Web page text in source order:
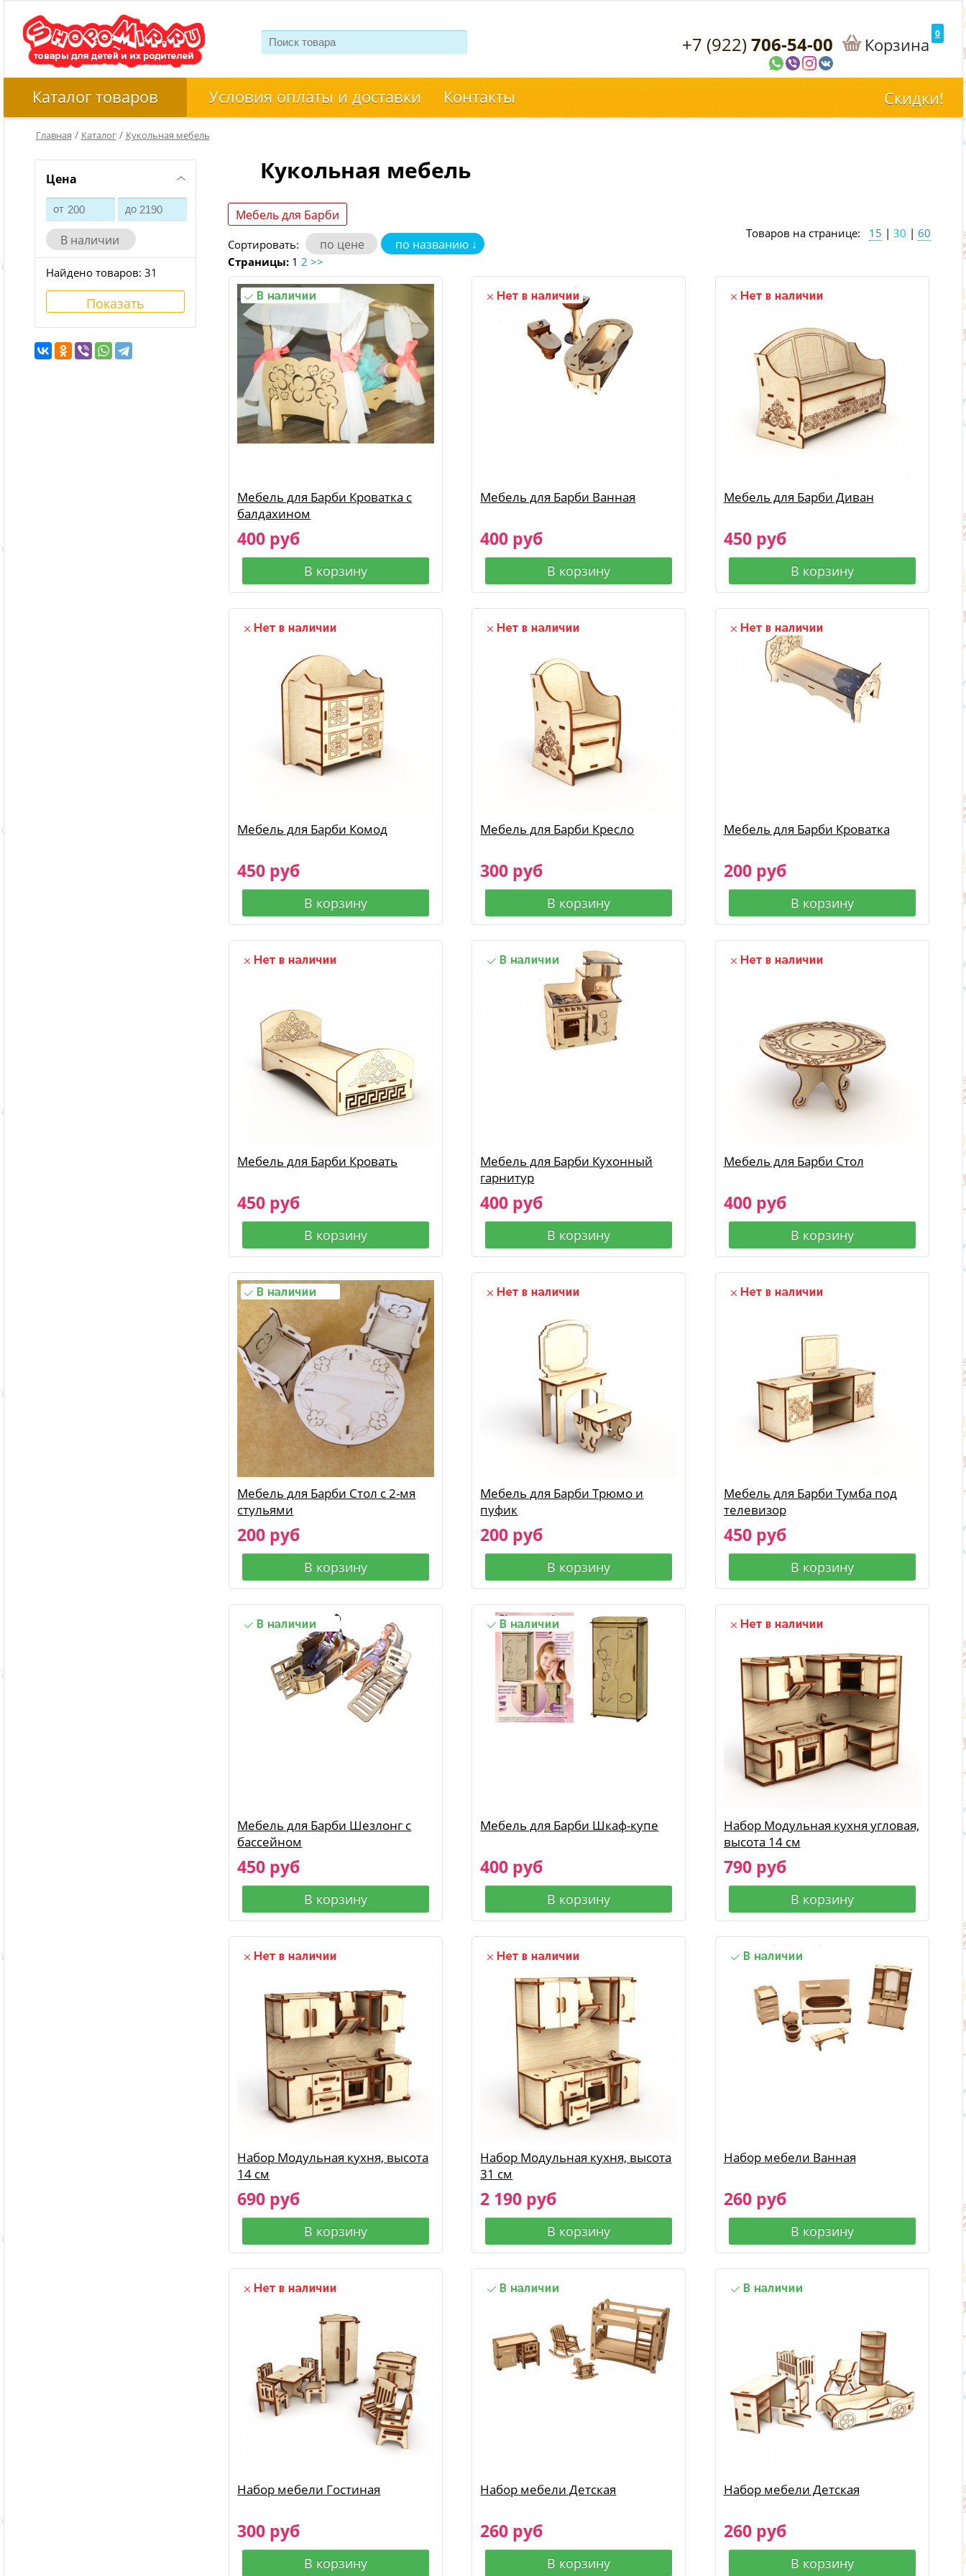
+7 (922)706-54-00 0
Корзина
Каталог товаров Условия оплаты и доставки Контакты Скидки!
Главная / Каталог/ Кукольная мебель
Цена
от до
В наличии
Найдено товаров: 31
Показать
Кукольная мебель
Мебель для Барби
Сортировать: по цене по названию ↓
Товаров на странице: 15 | 30 | 60
Страницы: 1 2 >>
Мебель для Барби Кроватка с
балдахином
400 руб
В корзину
Мебель для Барби Ванная
400 руб
В корзину
Мебель для Барби Диван
450 руб
В корзину
Мебель для Барби Комод
450 руб
В корзину
Мебель для Барби Кресло
300 руб
В корзину
Мебель для Барби Кроватка
200 руб
В корзину
Мебель для Барби Кровать
450 руб
В корзину
Мебель для Барби Кухонный
гарнитур
400 руб
В корзину
Мебель для Барби Стол
400 руб
В корзину
Мебель для Барби Стол с 2-мя
стульями
200 руб
В корзину
Мебель для Барби Трюмо и
пуфик
200 руб
В корзину
Мебель для Барби Тумба под
телевизор
450 руб
В корзину
Мебель для Барби Шезлонг с
бассейном
450 руб
В корзину
Мебель для Барби Шкаф-купе
400 руб
В корзину
Набор Модульная кухня угловая,
высота 14 см
790 руб
В корзину
Набор Модульная кухня, высота
14 см
690 руб
В корзину
Набор Модульная кухня, высота
31 см
2 190 руб
В корзину
Набор мебели Ванная
260 руб
В корзину
Набор мебели Гостиная
300 руб
В корзину
Набор мебели Детская
260 руб
В корзину
Набор мебели Детская
260 руб
В корзину